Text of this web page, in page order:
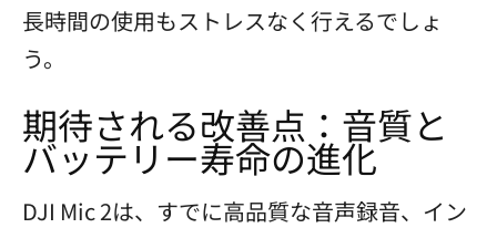
長時間の使用もストレスなく行えるでしょ
う。
期待される改善点：音質と
バッテリー寿命の進化
DJI Mic 2は、すでに高品質な音声録音、イン